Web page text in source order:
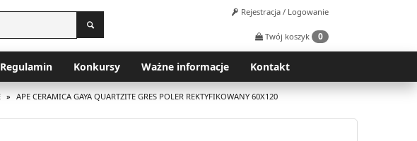
Rejestracja / Logowanie
Twój koszyk 0
Regulamin Konkursy Ważne informacje Kontakt
» APE CERAMICA GAYA QUARTZITE GRES POLER REKTYFIKOWANY 60X120